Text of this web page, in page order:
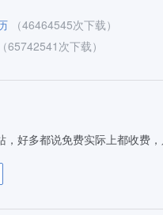
（46464545次下载）
（65742541次下载）
，好多都说免费实际上都收费